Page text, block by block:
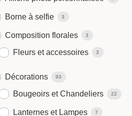
Borne à selfie 3
Composition florales 3
Fleurs et accessoires 3
Décorations 93
Bougeoirs et Chandeliers 22
Lanternes et Lampes 7